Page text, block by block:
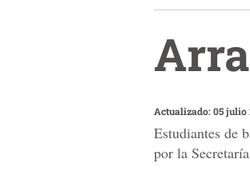
Actualizado: 05 julio
Estudiantes de
por la